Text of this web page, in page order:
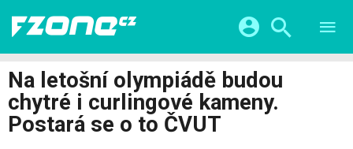
VIDEA
SERIÁLY
CHYTRÁ MĚSTA
ŽIVOT BUDOUCNOSTI
HRY A ZÁBAVA
Facebook Google
Na letošní olympiádě budou
chytré i curlingové kameny.
Postará se o to ČVUT